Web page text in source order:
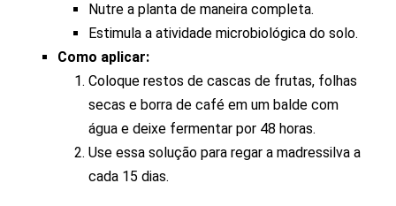
Nutre a planta de maneira completa.
Estimula a atividade microbiológica do solo.
Como aplicar:
Coloque restos de cascas de frutas, folhas
secas e borra de café em um balde com
água e deixe fermentar por 48 horas.
Use essa solução para regar a madressilva a
cada 15 dias.